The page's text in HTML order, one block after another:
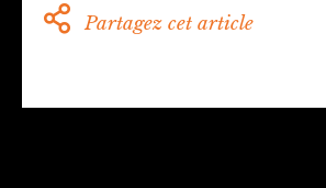
Partagez cet article